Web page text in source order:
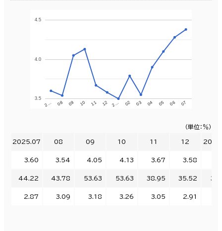
2… 08 09 10 11 12 2… 02 03 04 05 06 07
3.5
4.0
4.5
（単位：％）
2025.07 08 09 10 11 12
3.60 3.54 4.05 4.13 3.67 3.58
44.22 43.78 53.63 53.63 38.95 35.52
2.87 3.09 3.18 3.26 3.05 2.91